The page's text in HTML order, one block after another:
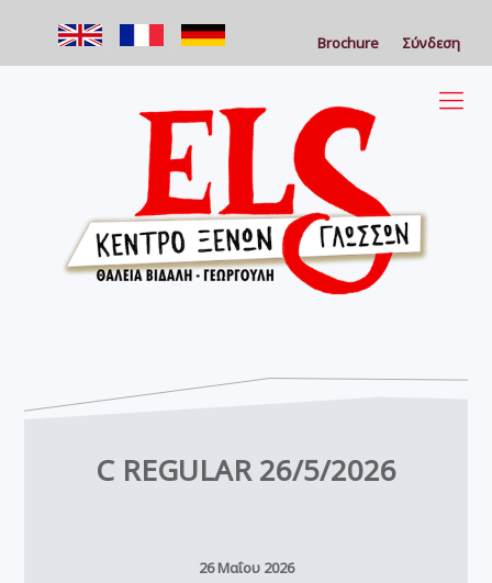
Brochure Σύνδεση
C REGULAR 26/5/2026
26 Μαΐου 2026